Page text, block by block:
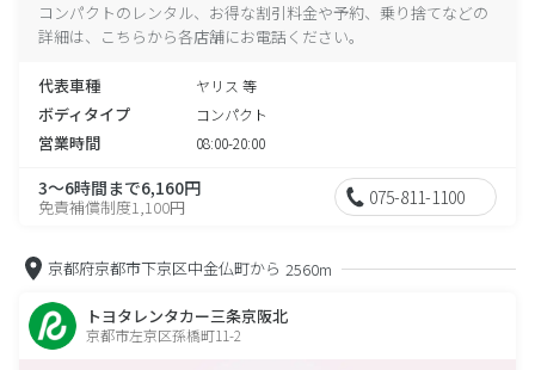
コンパクトのレンタル、お得な割引料金や予約、乗り捨てなどの
詳細は、こちらから各店舗にお電話ください。
代表車種 ヤリス 等
ボディタイプ コンパクト
営業時間 08:00-20:00
3～6時間まで6,160円
免責補償制度1,100円 075-811-1100
京都府京都市下京区中金仏町から 2560m
トヨタレンタカー三条京阪北
京都市左京区孫橋町11-2